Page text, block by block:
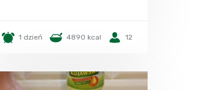
1 dzień 4890 kcal 12